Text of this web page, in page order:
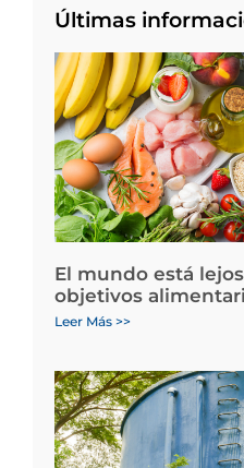
Últimas
El mundo está
objetivos
Leer Más >>